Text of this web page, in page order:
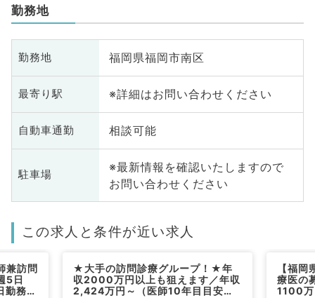
勤務地
勤務地 福岡県福岡市南区
最寄り駅 ※詳細はお問い合わせください
自動車通勤 相談可能
駐車場
※最新情報を確認いたしますので
お問い合わせください
この求人と条件が近い求人
兼訪問
5日
務応
★大手の訪問診療グループ！★年
収2000万円以上も狙えます／年収
2,424万円～（医師10年目目安）
【福
療医の
1100